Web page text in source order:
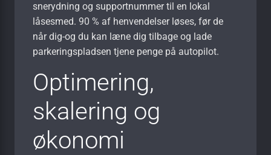
sne­rydning og support­nummer til en lokal
låsesmed. 90 % af henvendelser løses, før de
når dig-og du kan læne dig tilbage og lade
parkeringspladsen tjene penge på autopilot.
Optimering,
skalering og
økonomi